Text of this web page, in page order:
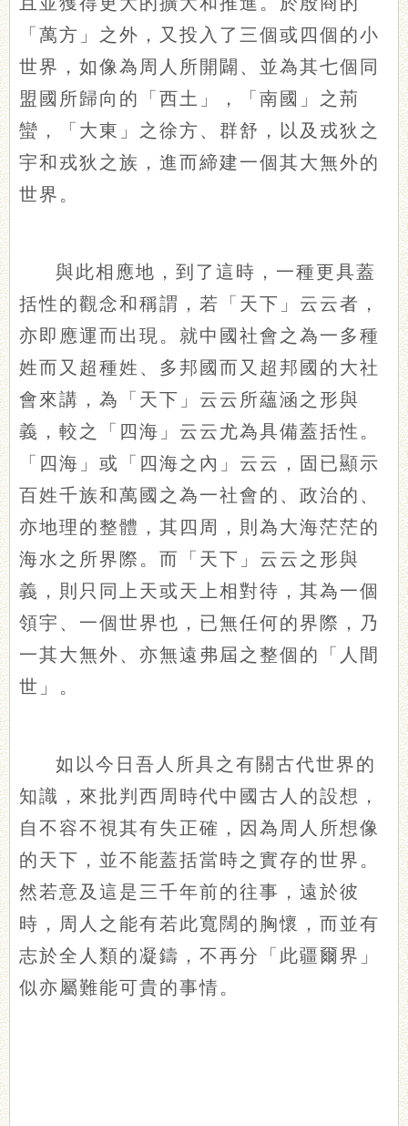
「萬方」之外，又投入了三個或四個的小
世界，如像為周人所開闢、並為其七個同
盟國所歸向的「西土」，「南國」之荊
蠻，「大東」之徐方、群舒，以及戎狄之
宇和戎狄之族，進而締建一個其大無外的
世界。
與此相應地，到了這時，一種更具蓋
括性的觀念和稱謂，若「天下」云云者，
亦即應運而出現。就中國社會之為一多種
姓而又超種姓、多邦國而又超邦國的大社
會來講，為「天下」云云所蘊涵之形與
義，較之「四海」云云尤為具備蓋括性。
「四海」或「四海之內」云云，固已顯示
百姓千族和萬國之為一社會的、政治的、
亦地理的整體，其四周，則為大海茫茫的
海水之所界際。而「天下」云云之形與
義，則只同上天或天上相對待，其為一個
領宇、一個世界也，已無任何的界際，乃
一其大無外、亦無遠弗屆之整個的「人間
世」。
如以今日吾人所具之有關古代世界的
知識，來批判西周時代中國古人的設想，
自不容不視其有失正確，因為周人所想像
的天下，並不能蓋括當時之實存的世界。
然若意及這是三千年前的往事，遠於彼
時，周人之能有若此寬闊的胸懷，而並有
志於全人類的凝鑄，不再分「此疆爾界」
似亦屬難能可貴的事情。